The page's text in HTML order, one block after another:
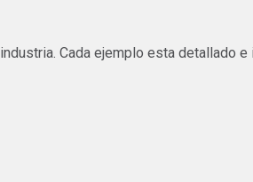
Cada ejemplo esta detallado e